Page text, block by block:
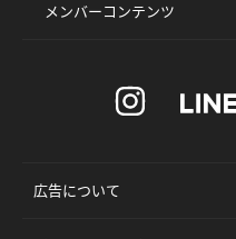
メンバーコンテンツ
広告について